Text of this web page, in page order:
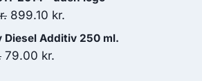
var:
116.00 kr..
er:
104.40 kr..
Den
oprindelige
pris
899.10 kr.
aktuelle
Diesel Additiv 250 ml.
Den
79.00 kr.